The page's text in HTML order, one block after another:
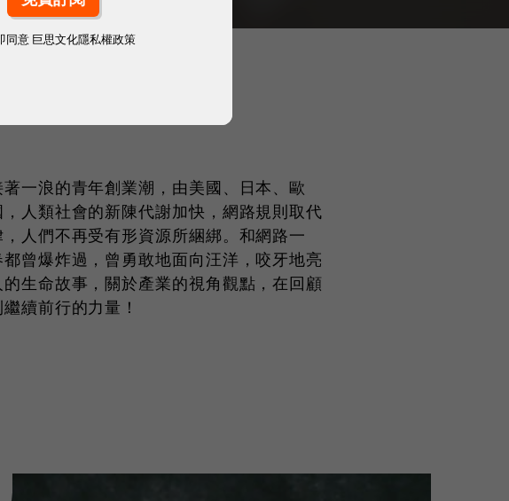
一浪的青年創業潮，由美國、日本、歐
人類社會的新陳代謝加快，網路規則取代
人們不再受有形資源所綑綁。和網路一
曾爆炸過，曾勇敢地面向汪洋，咬牙地亮
生命故事，關於產業的視角觀點，在回顧
續前行的力量！
同意 巨思文化隱私權政策